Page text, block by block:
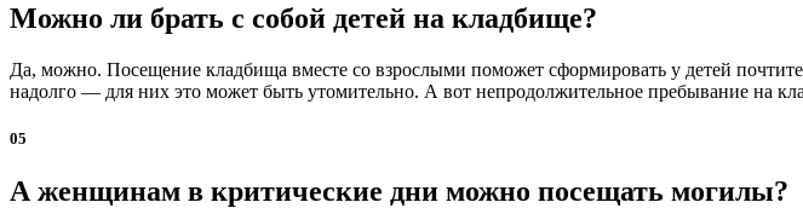
Можно ли брать с собой детей на кладбище?
Да, можно. Посещение кладбища вместе со взрослыми поможет сформировать у детей
надолго — для них это может быть утомительно. А вот непродолжительное пребывание на
05
А женщинам в критические дни можно посещать могилы?